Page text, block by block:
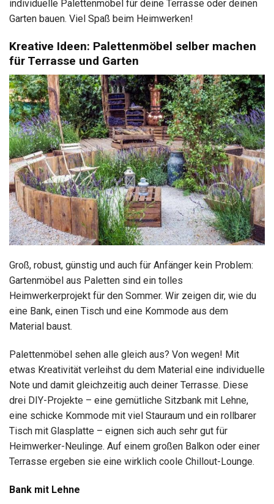
individuelle Palettenmöbel für deine Terrasse oder deinen
Garten bauen. Viel Spaß beim Heimwerken!
Kreative Ideen: Palettenmöbel selber machen
für Terrasse und Garten
Groß, robust, günstig und auch für Anfänger kein Problem:
Gartenmöbel aus Paletten sind ein tolles
Heimwerkerprojekt für den Sommer. Wir zeigen dir, wie du
eine Bank, einen Tisch und eine Kommode aus dem
Material baust.
Palettenmöbel sehen alle gleich aus? Von wegen! Mit
etwas Kreativität verleihst du dem Material eine individuelle
Note und damit gleichzeitig auch deiner Terrasse. Diese
drei DIY-Projekte – eine gemütliche Sitzbank mit Lehne,
eine schicke Kommode mit viel Stauraum und ein rollbarer
Tisch mit Glasplatte – eignen sich auch sehr gut für
Heimwerker-Neulinge. Auf einem großen Balkon oder einer
Terrasse ergeben sie eine wirklich coole Chillout-Lounge.
Bank mit Lehne